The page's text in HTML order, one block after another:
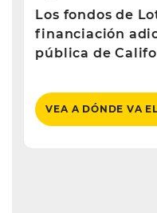
Los fondos de
financiación
pública de
VEA A DÓNDE VA